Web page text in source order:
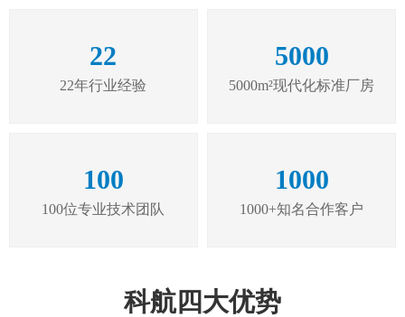
22
22年行业经验
5000
5000m²现代化标准厂房
100
100位专业技术团队
1000
1000+知名合作客户
科航四大优势